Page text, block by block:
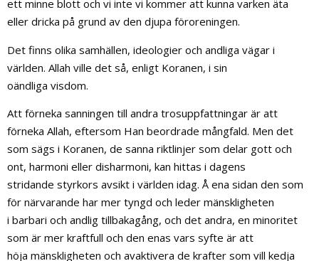
ett minne blott och vi inte vi kommer att kunna varken äta
eller dricka på grund av den djupa föroreningen.
Det finns olika samhällen, ideologier och andliga vägar i
världen. Allah ville det så, enligt Koranen, i sin
oändliga visdom.
Att förneka sanningen till andra trosuppfattningar är att
förneka Allah, eftersom Han beordrade mångfald. Men det
som sägs i Koranen, de sanna riktlinjer som delar gott och
ont, harmoni eller disharmoni, kan hittas i dagens
stridande styrkors avsikt i världen idag. Å ena sidan den som
för närvarande har mer tyngd och leder mänskligheten
i barbari och andlig tillbakagång, och det andra, en minoritet
som är mer kraftfull och den enas vars syfte är att
höja mänskligheten och avaktivera de krafter som vill kedja